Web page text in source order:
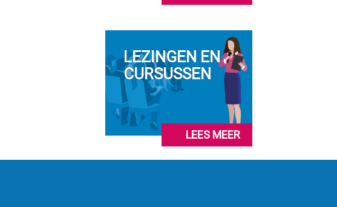
LEZINGEN EN
CURSUSSEN
LEES MEER